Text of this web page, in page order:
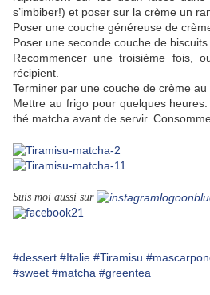
s’imbiber!) et poser sur la crème un
Poser une couche généreuse de
Poser une seconde couche de biscuits
Recommencer une troisième fois,
récipient.
Terminer par une couche de crème au
Mettre au frigo pour quelques
thé matcha avant de servir.
Suis moi aussi sur
#dessert #Italie #Tiramisu
#sweet #matcha #greentea